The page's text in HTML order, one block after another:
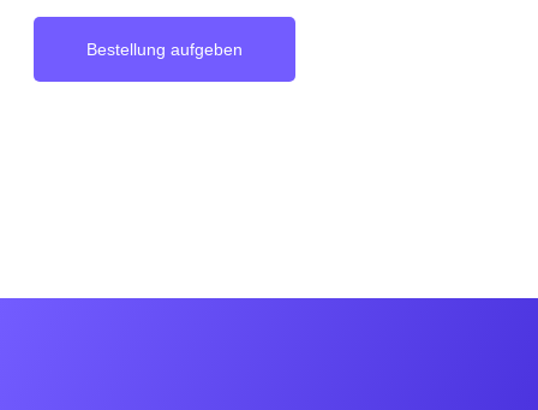
Bestellung aufgeben